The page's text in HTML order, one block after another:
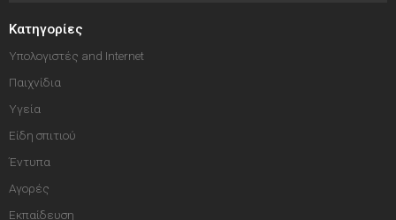
Κατηγορίες
Υπολογιστές and Internet
Παιχνίδια
Υγεία
Είδη σπιτιού
Έντυπα
Αγορές
Εκπαίδευση